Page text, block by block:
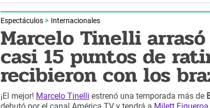
Espectáculos Internacionales
Marcelo Tinelli
casi 15 puntos de
recibieron con los
¡El mejor! Marcelo Tinelli estrenó una temporada más de